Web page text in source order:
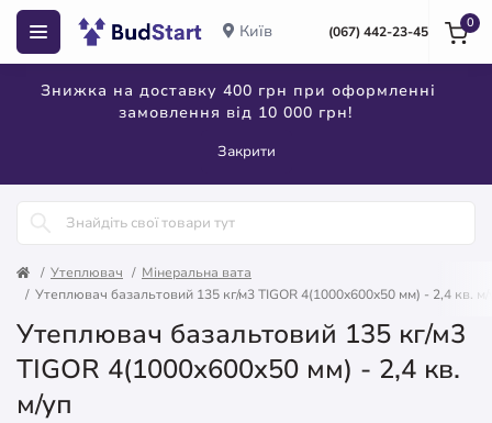
Київ (067) 442-23-45
Знижка на доставку 400 грн при оформленні
замовлення від 10 000 грн!
Закрити
0
Утеплювач
Мінеральна вата
Утеплювач базальтовий 135 кг/м3 TIGOR 4(1000x600x50 мм) - 2,4 кв. м/
Утеплювач базальтовий 135 кг/м3
TIGOR 4(1000x600x50 мм) - 2,4 кв.
м/уп